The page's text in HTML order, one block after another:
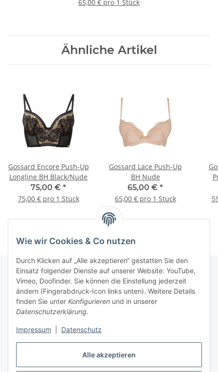
Alle akzeptieren
Wie wir Cookies & Co nutzen
Durch Klicken auf „Alle akzeptieren“ gestatten Sie den
Einsatz folgender Dienste auf unserer Website: YouTube,
Vimeo, Doofinder. Sie können die Einstellung jederzeit
ändern (Fingerabdruck-Icon links unten). Weitere Details
finden Sie unter Konfigurieren und in unserer
Datenschutzerklärung.
Impressum Datenschutz
65,00 € pro 1 Stück
Ähnliche Artikel
Gossard Encore Push-Up
Longline BH Black/Nude
75,00 € *
75,00 € pro 1 Stück
Gossard Lace Push-Up
BH Nude
65,00 € *
65,00 € pro 1 Stück
Informationen
Gesetzliche Informationen
Vertrag widerrufen